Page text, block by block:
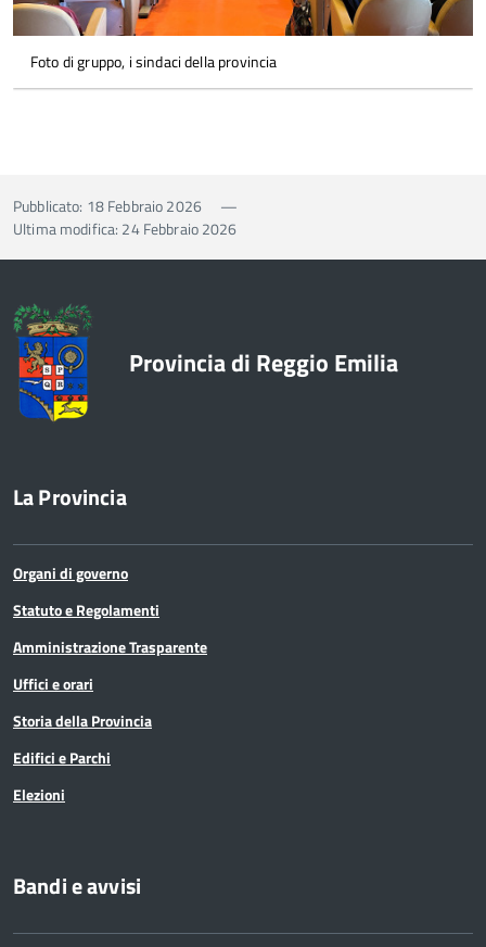
Foto di gruppo, i sindaci della provincia
Pubblicato: 18 Febbraio 2026
—
Ultima modifica: 24 Febbraio 2026
Provincia di Reggio Emilia
La Provincia
Organi di governo
Statuto e Regolamenti
Amministrazione Trasparente
Uffici e orari
Storia della Provincia
Edifici e Parchi
Elezioni
Bandi e avvisi